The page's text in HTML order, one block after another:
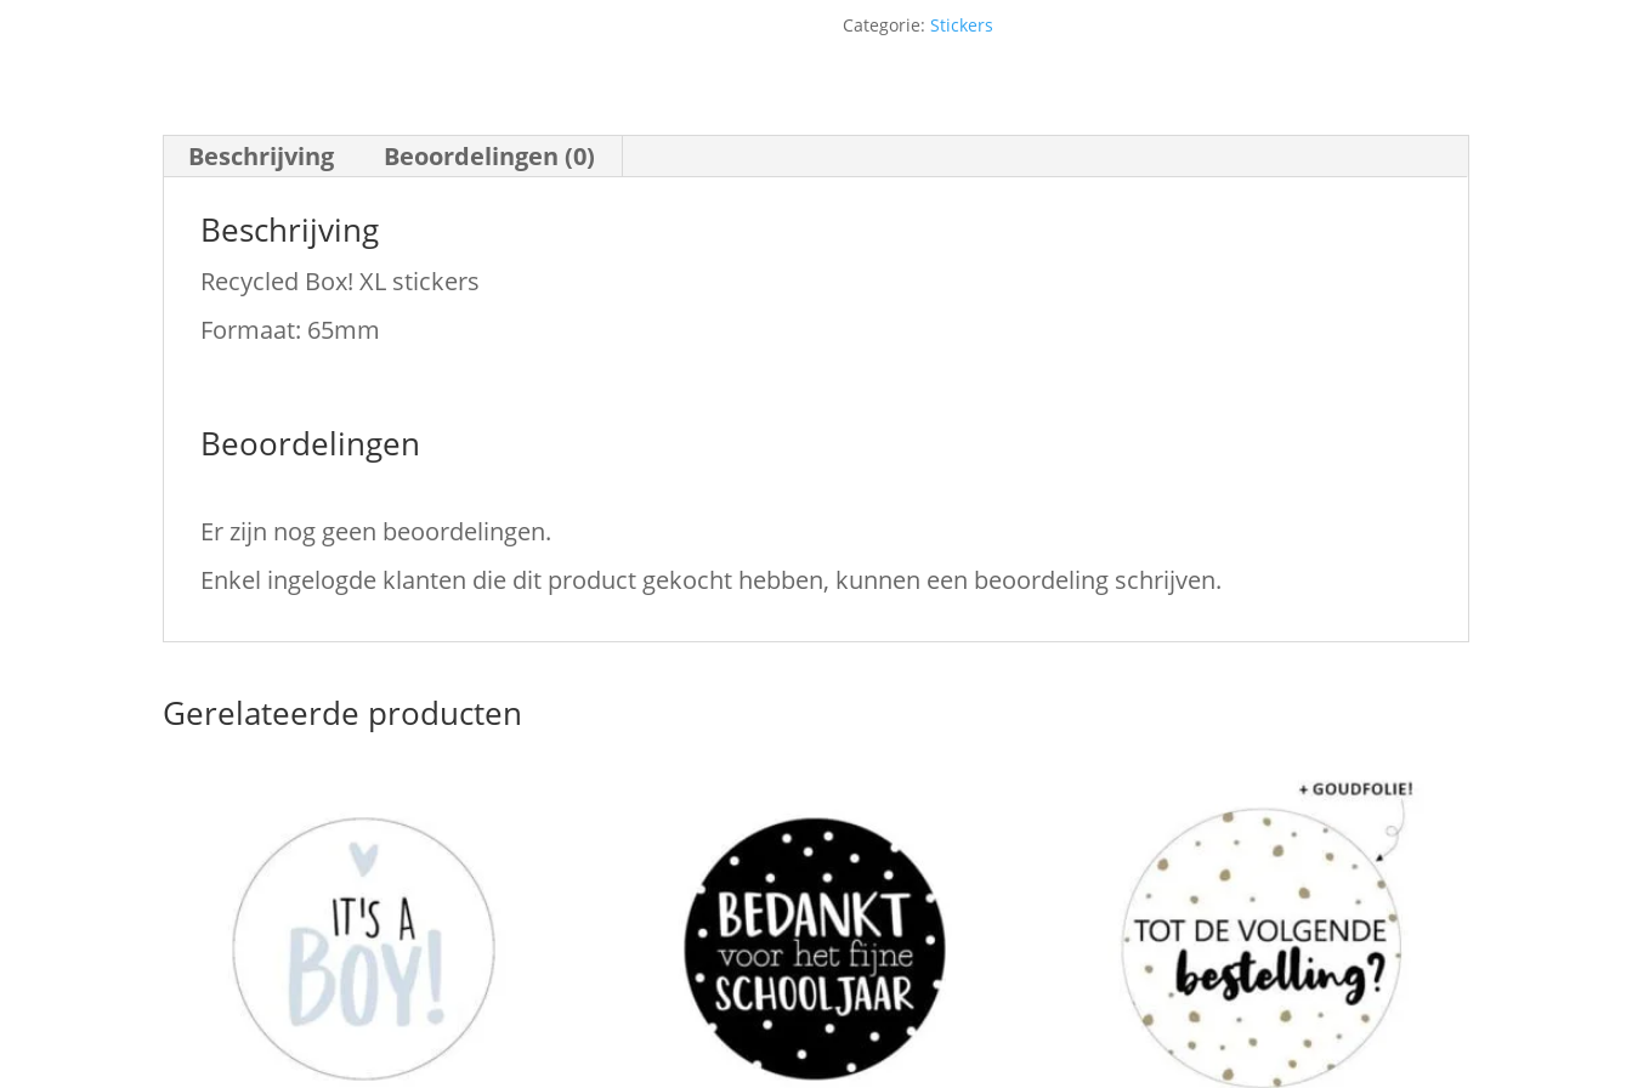
Categorie: Stickers
Beschrijving Beoordelingen (0)
Beschrijving
Recycled Box! XL stickers
Formaat: 65mm
Beoordelingen
Er zijn nog geen beoordelingen.
Enkel ingelogde klanten die dit product gekocht hebben, kunnen een beoordeling schrijven.
Gerelateerde producten